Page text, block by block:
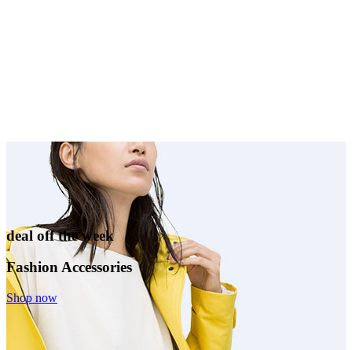
deal off the week
Fashion Accessories
Shop now